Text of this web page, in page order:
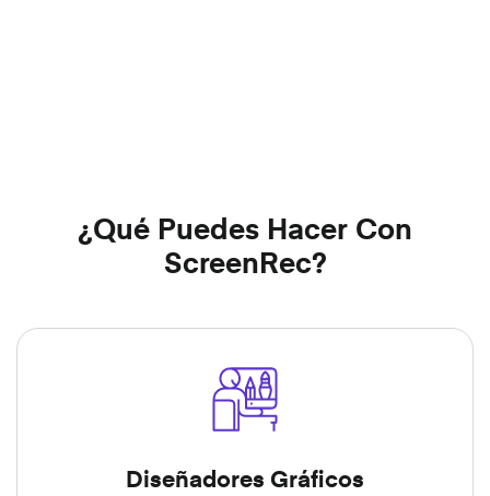
¿Qué Puedes Hacer Con
ScreenRec?
Diseñadores Gráficos